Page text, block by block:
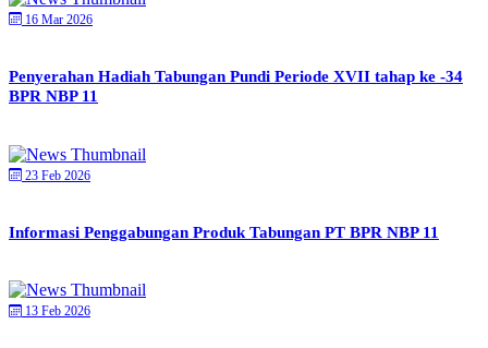
16 Mar 2026
Penyerahan Hadiah Tabungan Pundi Periode XVII tahap ke -34
BPR NBP 11
23 Feb 2026
Informasi Penggabungan Produk Tabungan PT BPR NBP 11
13 Feb 2026